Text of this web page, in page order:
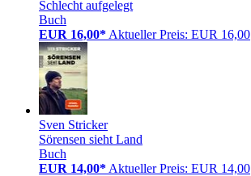
Schlecht aufgelegt
Buch
EUR 16,00* Aktueller Preis: EUR 16,00
Sven Stricker
Sörensen sieht Land
Buch
EUR 14,00* Aktueller Preis: EUR 14,00